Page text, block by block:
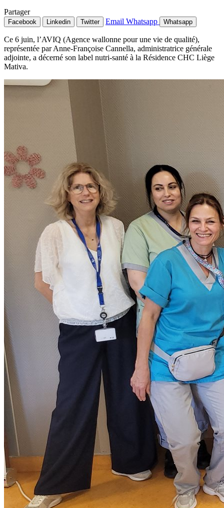
Partager
Facebook Linkedin Twitter Email Whatsapp Whatsapp
Ce 6 juin, l’AVIQ (Agence wallonne pour une vie de qualité),
représentée par Anne-Françoise Cannella, administratrice générale
adjointe, a décerné son label nutri-santé à la Résidence CHC Liège
Mativa.